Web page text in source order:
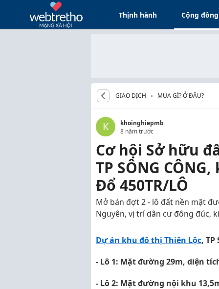
Thịnh hành Cộng đồng
GIAO DỊCH MUA GÌ? Ở ĐÂU?
K
khoinghiepmb
8 năm trước
Cơ hội Sở hữu
TP SÔNG
Đổ 450TR/LÔ
Mở bán đợt 2 - lô đất nền mặt
Nguyên, vị trí dân cư đông đúc,
Dự án khu đô thị Thiên Lộc,
- Lô 1: Mặt đường 29m, diện
- Lô 2: Mặt đường nội khu